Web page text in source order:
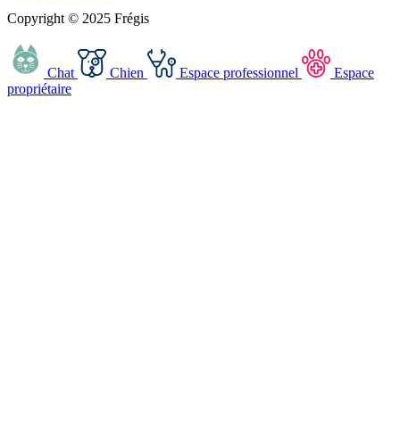
Copyright © 2025 Frégis
Chat Chien Espace professionnel
Espace
propriétaire